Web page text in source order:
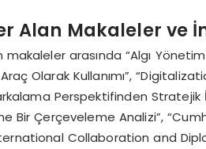
Alan Makaleler ve
arasında “Algı
Olarak Kullanımı”,
Perspektifinden
Bir Çerçeveleme Analizi”,
Collaboration and